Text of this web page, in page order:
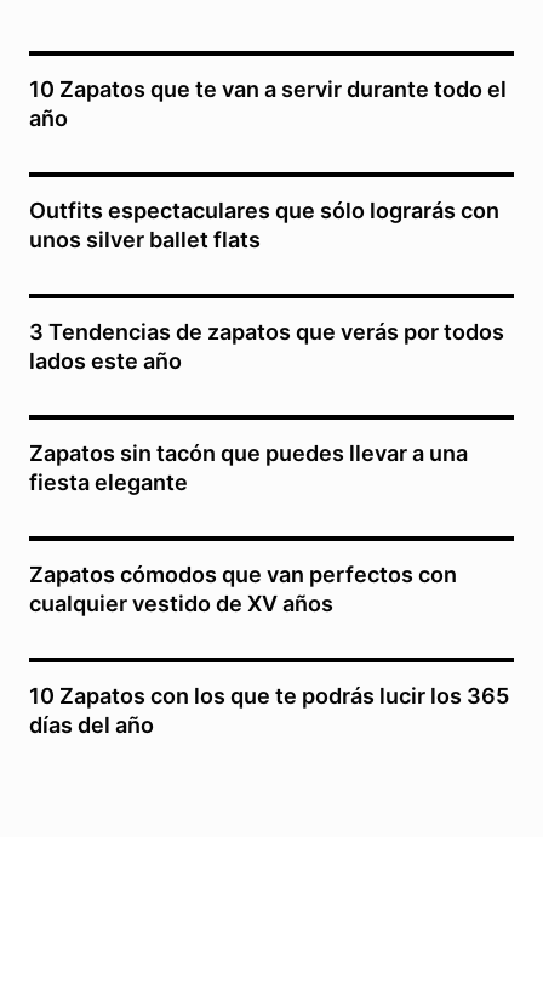
10 Zapatos que te van a servir durante todo el
año
Outfits espectaculares que sólo lograrás con
unos silver ballet flats
3 Tendencias de zapatos que verás por todos
lados este año
Zapatos sin tacón que puedes llevar a una
fiesta elegante
Zapatos cómodos que van perfectos con
cualquier vestido de XV años
10 Zapatos con los que te podrás lucir los 365
días del año